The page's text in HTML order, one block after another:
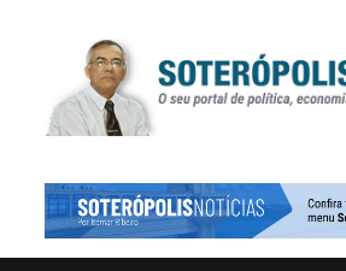
SOTERÓPOLIS
PORTAL DE NOTÍCIAS DE